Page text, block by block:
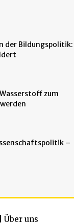
der Bildungspolitik:
zum
–
Über uns